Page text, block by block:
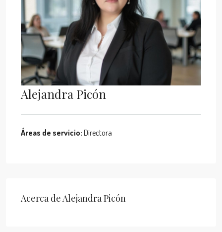
Alejandra Picón
Áreas de servicio: Directora
Acerca de Alejandra Picón